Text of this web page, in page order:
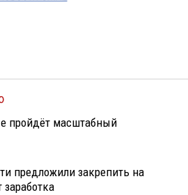
пройдёт масштабный
предложили закрепить на
заработка